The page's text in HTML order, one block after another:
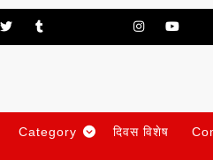
Twitter LinkedinInstagram
Category दिवस विशेष